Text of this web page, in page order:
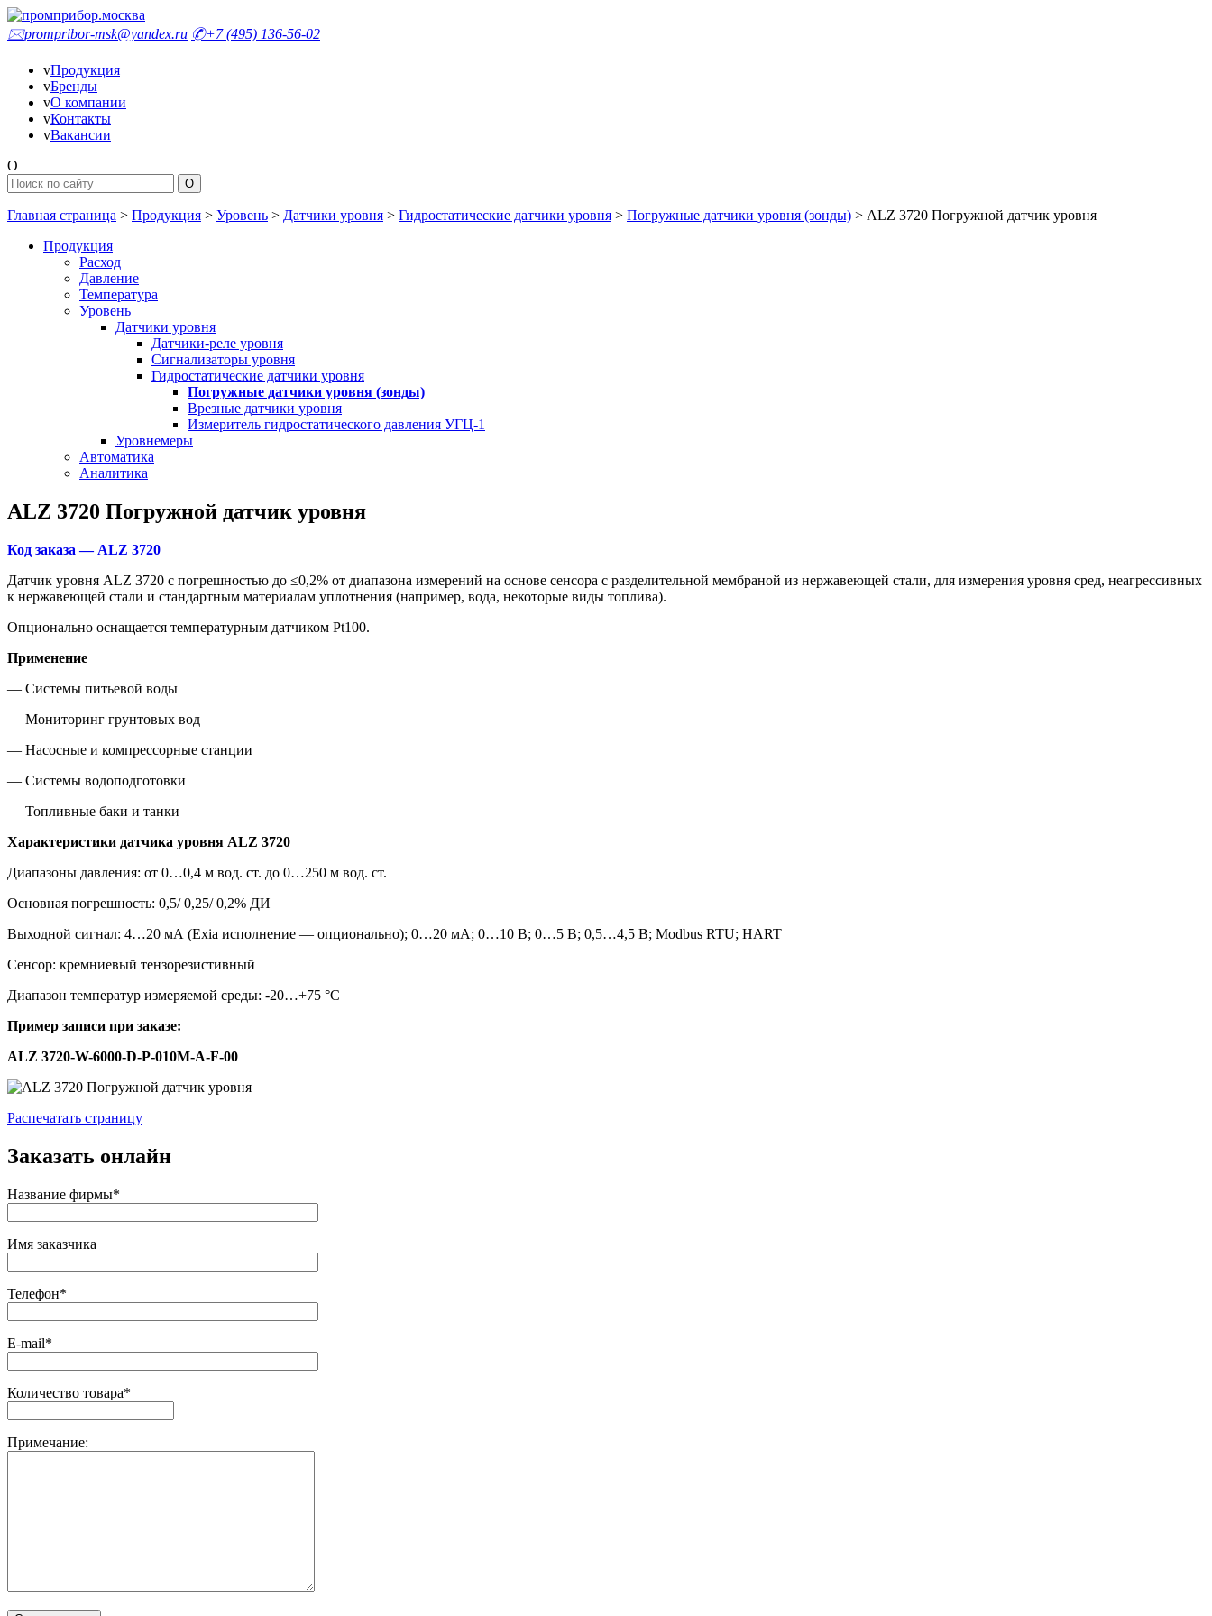
🖂prompribor-msk@yandex.ru ✆+7 (495) 136-56-02
vПродукция
vБренды
vО компании
vКонтакты
vВакансии
O
Главная страница > Продукция > Уровень > Датчики уровня > Гидростатические датчики уровня > Погружные датчики уровня (зонды) > ALZ 3720 Погружной датчик уровня
Продукция
Расход
Давление
Температура
Уровень
Датчики уровня
Датчики-реле уровня
Сигнализаторы уровня
Гидростатические датчики уровня
Погружные датчики уровня (зонды)
Врезные датчики уровня
Измеритель гидростатического давления УГЦ-1
Уровнемеры
Автоматика
Аналитика
ALZ 3720 Погружной датчик уровня
Код заказа — ALZ 3720
Датчик уровня ALZ 3720 с погрешностью до ≤0,2% от диапазона измерений на основе сенсора с разделительной мембраной из нержавеющей стали, для измерения уровня сред, неагрессивных
к нержавеющей стали и стандартным материалам уплотнения (например, вода, некоторые виды топлива).
Опционально оснащается температурным датчиком Pt100.
Применение
— Системы питьевой воды
— Мониторинг грунтовых вод
— Насосные и компрессорные станции
— Системы водоподготовки
— Топливные баки и танки
Характеристики датчика уровня ALZ 3720
Диапазоны давления: от 0…0,4 м вод. ст. до 0…250 м вод. ст.
Основная погрешность: 0,5/ 0,25/ 0,2% ДИ
Выходной сигнал: 4…20 мА (Exia исполнение — опционально); 0…20 мA; 0…10 В; 0…5 В; 0,5…4,5 В; Modbus RTU; HART
Сенсор: кремниевый тензорезистивный
Диапазон температур измеряемой среды: -20…+75 °C
Пример записи при заказе:
ALZ 3720-W-6000-D-P-010M-A-F-00
Распечатать страницу
Заказать онлайн
Название фирмы*
Имя заказчика
Телефон*
E-mail*
Количество товара*
Примечание: